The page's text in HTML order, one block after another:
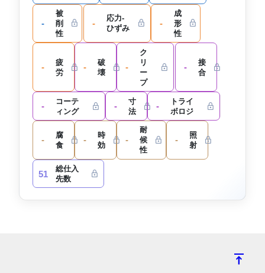
-
被
削
性
-
応力-
ひずみ
-
成
形
性
-
疲
労
-
破
壊
-
ク
リ
ー
プ
-
接
合
-
コーテ
ィング
-
寸
法
-
トライ
ボロジ
-
腐
食
-
時
効
-
耐
候
性
-
照
射
51
総仕入
先数
vertical_align_top